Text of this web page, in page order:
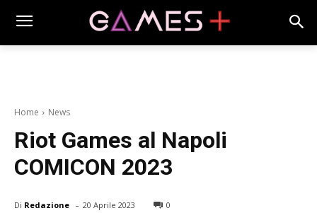
Home News
Riot Games al Napoli
COMICON 2023
Di Redazione - 20 Aprile 2023 0